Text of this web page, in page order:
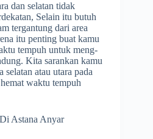
dan selatan tidak
Selain itu butuh
tergantung dari area
itu penting buat kamu
tempuh untuk meng-
Kita sarankan kamu
selatan atau utara pada
waktu tempuh